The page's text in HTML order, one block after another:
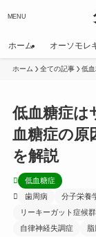
MENU
ホーム オーソモレ
ホーム 全ての記事 低
低血糖症は
血糖症の原
を解説
低血糖症
歯周病
分子栄養
リーキーガット症候群
自律神経失調症